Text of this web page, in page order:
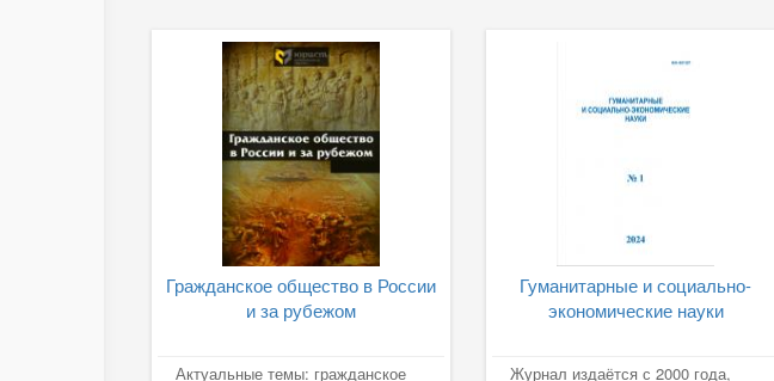
Гражданское общество в России
и за рубежом
Актуальные темы: гражданское
Гуманитарные и социально-
экономические науки
Журнал издаётся с 2000 года,